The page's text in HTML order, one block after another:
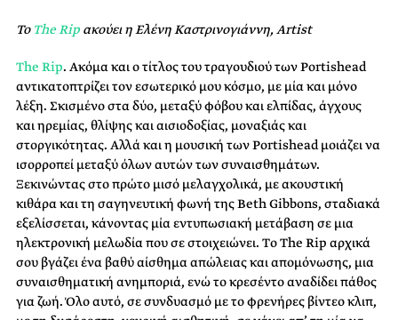
Το The Rip ακούει η Ελένη Καστρινογιάννη, Artist
The Rip. Ακόμα και ο τίτλος του τραγουδιού των Portishead
αντικατοπτρίζει τον εσωτερικό μου κόσμο, με μία και μόνο
λέξη. Σκισμένο στα δύο, μεταξύ φόβου και ελπίδας, άγχους
και ηρεμίας, θλίψης και αισιοδοξίας, μοναξιάς και
στοργικότητας. Αλλά και η μουσική των Portishead μοιάζει να
ισορροπεί μεταξύ όλων αυτών των συναισθημάτων.
Ξεκινώντας στο πρώτο μισό μελαγχολικά, με ακουστική
κιθάρα και τη σαγηνευτική φωνή της Beth Gibbons, σταδιακά
εξελίσσεται, κάνοντας μία εντυπωσιακή μετάβαση σε μια
ηλεκτρονική μελωδία που σε στοιχειώνει. Τo The Rip αρχικά
σου βγάζει ένα βαθύ αίσθημα απώλειας και απομόνωσης, μια
συναισθηματική ανημποριά, ενώ το κρεσέντο αναδίδει πάθος
για ζωή. Όλο αυτό, σε συνδυασμό με το φρενήρες βίντεο κλιπ,